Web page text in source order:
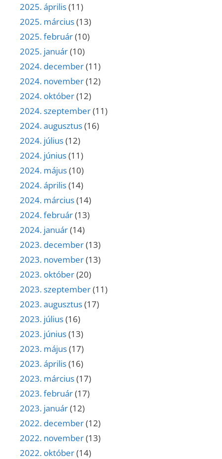
2025. április(11)
2025. március(13)
2025. február(10)
2025. január(10)
2024. december(11)
2024. november(12)
2024. október(12)
2024. szeptember(11)
2024. augusztus(16)
2024. július(12)
2024. június(11)
2024. május(10)
2024. április(14)
2024. március(14)
2024. február(13)
2024. január(14)
2023. december(13)
2023. november(13)
2023. október(20)
2023. szeptember(11)
2023. augusztus(17)
2023. július(16)
2023. június(13)
2023. május(17)
2023. április(16)
2023. március(17)
2023. február(17)
2023. január(12)
2022. december(12)
2022. november(13)
2022. október(14)